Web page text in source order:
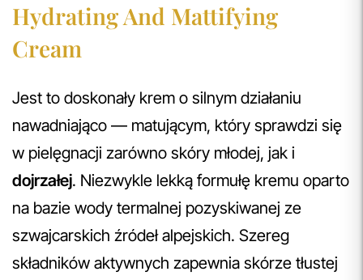
Hydrating And Mattifying
Cream
Jest to doskonały krem o silnym działaniu
nawadniająco — matującym, który sprawdzi się
w pielęgnacji zarówno skóry młodej, jak i
dojrzałej. Niezwykle lekką formułę kremu oparto
na bazie wody termalnej pozyskiwanej ze
szwajcarskich źródeł alpejskich. Szereg
składników aktywnych zapewnia skórze tłustej